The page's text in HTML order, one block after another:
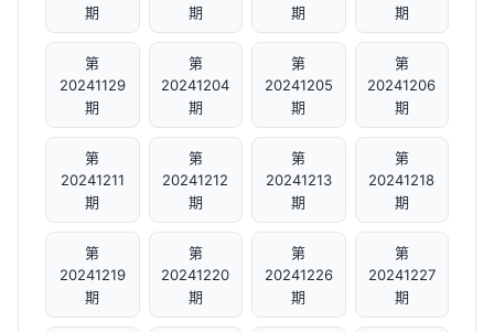
期
期
期
期
第
20241129
期
第
20241204
期
第
20241205
期
第
20241206
期
第
20241211
期
第
20241212
期
第
20241213
期
第
20241218
期
第
20241219
期
第
20241220
期
第
20241226
期
第
20241227
期